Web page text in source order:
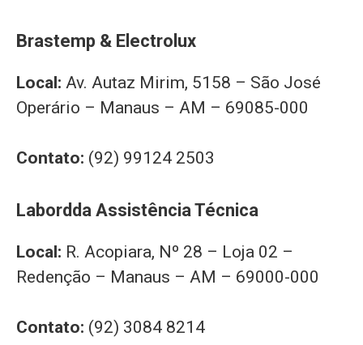
Brastemp & Electrolux
Local: Av. Autaz Mirim, 5158 – São José
Operário – Manaus – AM – 69085-000
Contato: (92) 99124 2503
Labordda Assistência Técnica
Local: R. Acopiara, Nº 28 – Loja 02 –
Redenção – Manaus – AM – 69000-000
Contato: (92) 3084 8214